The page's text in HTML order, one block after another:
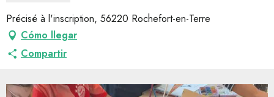
Précisé à l'inscription, 56220 Rochefort-en-Terre
Cómo llegar
Compartir